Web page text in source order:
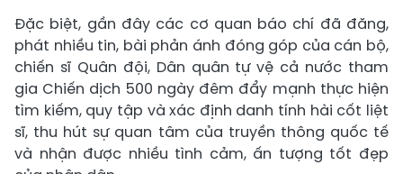
Đặc biệt, gần đây các cơ quan báo chí đã đăng,
phát nhiều tin, bài phản ánh đóng góp của cán bộ,
chiến sĩ Quân đội, Dân quân tự vệ cả nước tham
gia Chiến dịch 500 ngày đêm đẩy mạnh thực hiện
tìm kiếm, quy tập và xác định danh tính hài cốt liệt
sĩ, thu hút sự quan tâm của truyền thông quốc tế
và nhận được nhiều tình cảm, ấn tượng tốt đẹp